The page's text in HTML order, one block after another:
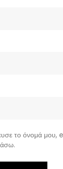
το όνομά μου,